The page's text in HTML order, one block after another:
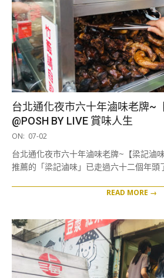
台北通化夜市六十年滷味老牌~
@POSH BY LIVE 賞味人生
2019-
02
ON: 07-02
台北通化夜市六十年滷味老牌~【梁記滷
推薦的「梁記滷味」已走過六十二個年頭
READ MORE →